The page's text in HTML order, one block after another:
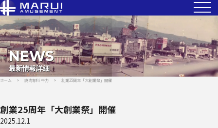
NEWS
最新情報詳細
ホーム > 焼肉専科 牛力 > 創業25周年「大創業祭」開催
創業25周年「大創業祭」開催
2025.12.1